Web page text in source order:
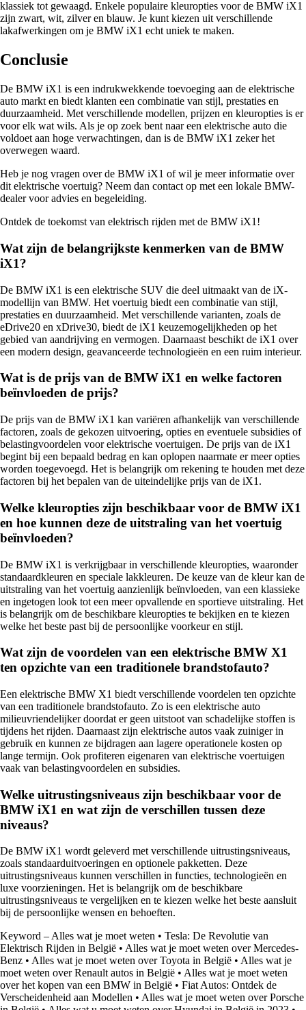
klassiek tot gewaagd. Enkele populaire kleuropties voor de BMW iX1
zijn zwart, wit, zilver en blauw. Je kunt kiezen uit verschillende
lakafwerkingen om je BMW iX1 echt uniek te maken.
Conclusie
De BMW iX1 is een indrukwekkende toevoeging aan de elektrische
auto markt en biedt klanten een combinatie van stijl, prestaties en
duurzaamheid. Met verschillende modellen, prijzen en kleuropties is er
voor elk wat wils. Als je op zoek bent naar een elektrische auto die
voldoet aan hoge verwachtingen, dan is de BMW iX1 zeker het
overwegen waard.
Heb je nog vragen over de BMW iX1 of wil je meer informatie over
dit elektrische voertuig? Neem dan contact op met een lokale BMW-
dealer voor advies en begeleiding.
Ontdek de toekomst van elektrisch rijden met de BMW iX1!
Wat zijn de belangrijkste kenmerken van de BMW
iX1?
De BMW iX1 is een elektrische SUV die deel uitmaakt van de iX-
modellijn van BMW. Het voertuig biedt een combinatie van stijl,
prestaties en duurzaamheid. Met verschillende varianten, zoals de
eDrive20 en xDrive30, biedt de iX1 keuzemogelijkheden op het
gebied van aandrijving en vermogen. Daarnaast beschikt de iX1 over
een modern design, geavanceerde technologieën en een ruim interieur.
Wat is de prijs van de BMW iX1 en welke factoren
beïnvloeden de prijs?
De prijs van de BMW iX1 kan variëren afhankelijk van verschillende
factoren, zoals de gekozen uitvoering, opties en eventuele subsidies of
belastingvoordelen voor elektrische voertuigen. De prijs van de iX1
begint bij een bepaald bedrag en kan oplopen naarmate er meer opties
worden toegevoegd. Het is belangrijk om rekening te houden met deze
factoren bij het bepalen van de uiteindelijke prijs van de iX1.
Welke kleuropties zijn beschikbaar voor de BMW iX1
en hoe kunnen deze de uitstraling van het voertuig
beïnvloeden?
De BMW iX1 is verkrijgbaar in verschillende kleuropties, waaronder
standaardkleuren en speciale lakkleuren. De keuze van de kleur kan de
uitstraling van het voertuig aanzienlijk beïnvloeden, van een klassieke
en ingetogen look tot een meer opvallende en sportieve uitstraling. Het
is belangrijk om de beschikbare kleuropties te bekijken en te kiezen
welke het beste past bij de persoonlijke voorkeur en stijl.
Wat zijn de voordelen van een elektrische BMW X1
ten opzichte van een traditionele brandstofauto?
Een elektrische BMW X1 biedt verschillende voordelen ten opzichte
van een traditionele brandstofauto. Zo is een elektrische auto
milieuvriendelijker doordat er geen uitstoot van schadelijke stoffen is
tijdens het rijden. Daarnaast zijn elektrische autos vaak zuiniger in
gebruik en kunnen ze bijdragen aan lagere operationele kosten op
lange termijn. Ook profiteren eigenaren van elektrische voertuigen
vaak van belastingvoordelen en subsidies.
Welke uitrustingsniveaus zijn beschikbaar voor de
BMW iX1 en wat zijn de verschillen tussen deze
niveaus?
De BMW iX1 wordt geleverd met verschillende uitrustingsniveaus,
zoals standaarduitvoeringen en optionele pakketten. Deze
uitrustingsniveaus kunnen verschillen in functies, technologieën en
luxe voorzieningen. Het is belangrijk om de beschikbare
uitrustingsniveaus te vergelijken en te kiezen welke het beste aansluit
bij de persoonlijke wensen en behoeften.
Keyword – Alles wat je moet weten • Tesla: De Revolutie van
Elektrisch Rijden in België • Alles wat je moet weten over Mercedes-
Benz • Alles wat je moet weten over Toyota in België • Alles wat je
moet weten over Renault autos in België • Alles wat je moet weten
over het kopen van een BMW in België • Fiat Autos: Ontdek de
Verscheidenheid aan Modellen • Alles wat je moet weten over Porsche